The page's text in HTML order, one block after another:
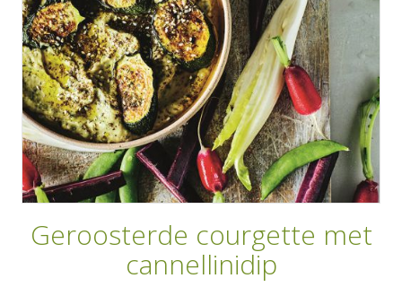
KOOKBOEKEN
Geroosterde courgette met
cannellinidip